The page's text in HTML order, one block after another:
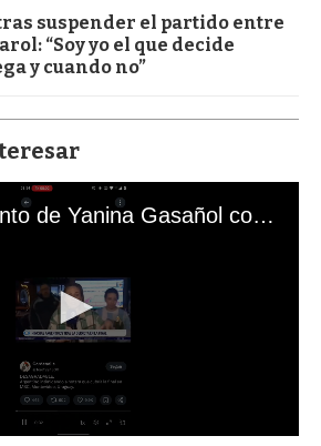
suspender el partido entre
“Soy yo el que decide
y cuando no”
El mal momento de Yanina Gasañol con un hincha argentino en "Subrayado"